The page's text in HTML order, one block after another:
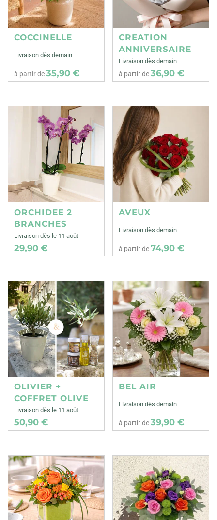
COCCINELLE
Livraison dès demain
à partir de35,90 €
CREATION
ANNIVERSAIRE
Livraison dès demain
à partir de36,90 €
ORCHIDEE 2
BRANCHES
Livraison dès le 11 août
29,90 €
AVEUX
Livraison dès demain
à partir de74,90 €
OLIVIER +
COFFRET OLIVE
Livraison dès le 11 août
50,90 €
BEL AIR
Livraison dès demain
à partir de39,90 €